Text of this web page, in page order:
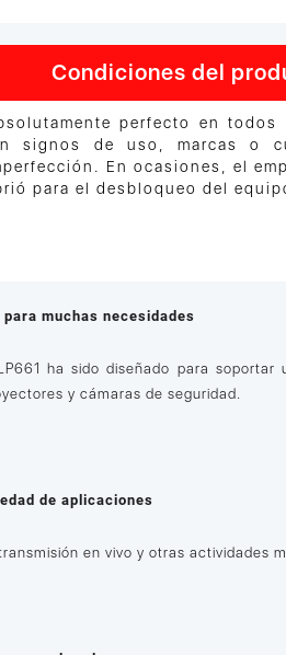
Condiciones del
perfecto en todos
signos de uso, marcas o
En ocasiones, el
para el desbloqueo del
muchas necesidades
ha sido diseñado para soportar
y cámaras de seguridad.
de aplicaciones
en vivo y otras actividades